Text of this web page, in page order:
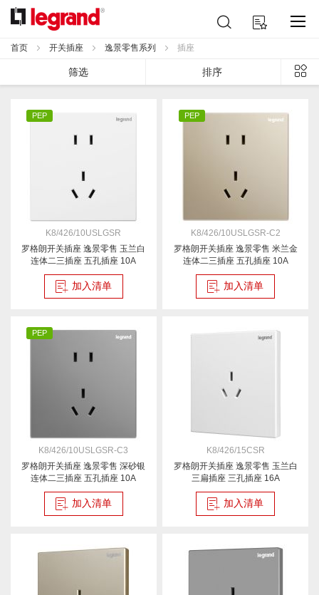
跳
到
容
我的购物车
索
首页 开关插座 逸景零售系列 插座
筛选 排序
PEP
K8/426/10USLGSR
罗格朗开关插座 逸景零售 玉兰白
连体二三插座 五孔插座 10A
加入清单
PEP
K8/426/10USLGSR-C2
罗格朗开关插座 逸景零售 米兰金
连体二三插座 五孔插座 10A
加入清单
PEP
K8/426/10USLGSR-C3
罗格朗开关插座 逸景零售 深砂银
连体二三插座 五孔插座 10A
加入清单
K8/426/15CSR
罗格朗开关插座 逸景零售 玉兰白
三扁插座 三孔插座 16A
加入清单